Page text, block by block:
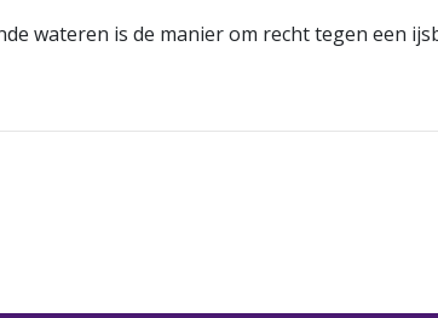
wateren is de manier om recht tegen een